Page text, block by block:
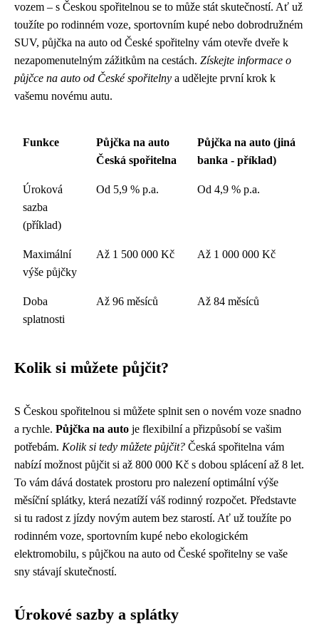
vozem – s Českou spořitelnou se to může stát skutečností. Ať už
toužíte po rodinném voze, sportovním kupé nebo dobrodružném
SUV, půjčka na auto od České spořitelny vám otevře dveře k
nezapomenutelným zážitkům na cestách. Získejte informace o
půjčce na auto od České spořitelny a udělejte první krok k
vašemu novému autu.
Funkce
Půjčka na auto
Česká spořitelna
Půjčka na auto (jiná
banka - příklad)
Úroková
sazba
(příklad)
Od 5,9 % p.a. Od 4,9 % p.a.
Maximální
výše půjčky
Až 1 500 000 Kč Až 1 000 000 Kč
Doba
splatnosti
Až 96 měsíců Až 84 měsíců
Kolik si můžete půjčit?
S Českou spořitelnou si můžete splnit sen o novém voze snadno
a rychle. Půjčka na auto je flexibilní a přizpůsobí se vašim
potřebám. Kolik si tedy můžete půjčit? Česká spořitelna vám
nabízí možnost půjčit si až 800 000 Kč s dobou splácení až 8 let.
To vám dává dostatek prostoru pro nalezení optimální výše
měsíční splátky, která nezatíží váš rodinný rozpočet. Představte
si tu radost z jízdy novým autem bez starostí. Ať už toužíte po
rodinném voze, sportovním kupé nebo ekologickém
elektromobilu, s půjčkou na auto od České spořitelny se vaše
sny stávají skutečností.
Úrokové sazby a splátky